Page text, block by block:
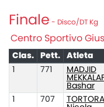
Finale - Disco/DT Kg
Centro Sportivo
Clas. Pett. Atleta
771
MADJID
Bashar
707
TORTORA